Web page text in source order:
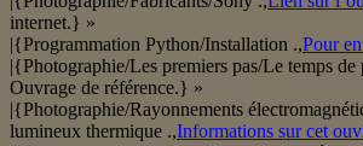
internet.} »
|{Programmation Python/Installation .,Pour
|{Photographie/Les premiers pas/Le temps de
Ouvrage de référence.} »
|{Photographie/Rayonnements
lumineux thermique .,Informations sur cet